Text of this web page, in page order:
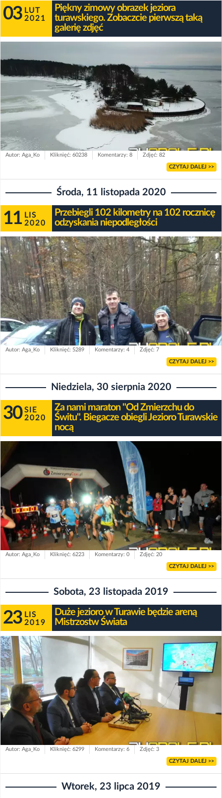
03 LUT
2021
Piękny zimowy obrazek jeziora
turawskiego. Zobaczcie pierwszą taką
galerię zdjęć
Autor: Aga_Ko Kliknięć: 60238 Komentarzy: 8 Zdjęć: 82
CZYTAJ DALEJ >>
Środa, 11 listopada 2020
11 LIS
2020
Przebiegli 102 kilometry na 102 rocznicę
odzyskania niepodległości
Autor: Aga_Ko Kliknięć: 5289 Komentarzy: 4 Zdjęć: 7
CZYTAJ DALEJ >>
Niedziela, 30 sierpnia 2020
30 SIE
2020
Za nami maraton "Od Zmierzchu do
Świtu". Biegacze obiegli Jezioro Turawskie
nocą
Autor: Aga_Ko Kliknięć: 6223 Komentarzy: 0 Zdjęć: 20
CZYTAJ DALEJ >>
Sobota, 23 listopada 2019
23 LIS
2019
Duże jezioro w Turawie będzie areną
Mistrzostw Świata
Autor: Aga_Ko Kliknięć: 6299 Komentarzy: 6 Zdjęć: 3
CZYTAJ DALEJ >>
Wtorek, 23 lipca 2019